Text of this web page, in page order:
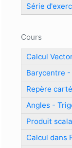
Série
Cours
Calcul
Barycentre -
Repère
Angles -
Produit
Calcul dans